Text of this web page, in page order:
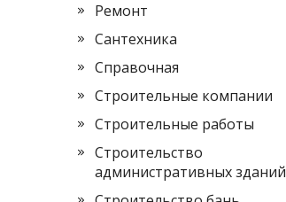
Ремонт
Сантехника
Справочная
Строительные компании
Строительные работы
Строительство
административных зданий